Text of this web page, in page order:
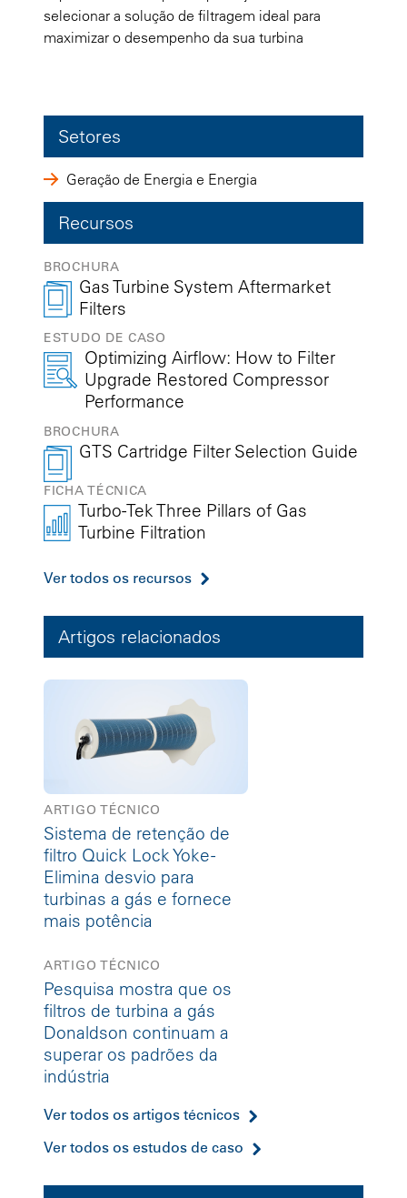
selecionar a solução de filtragem ideal para
maximizar o desempenho da sua turbina
Setores
Geração de Energia e Energia
Recursos
BROCHURA
Gas Turbine System Aftermarket
Filters
ESTUDO DE CASO
Optimizing Airflow: How to Filter
Upgrade Restored Compressor
Performance
BROCHURA
GTS Cartridge Filter Selection Guide
FICHA TÉCNICA
Turbo-Tek Three Pillars of Gas
Turbine Filtration
Ver todos os recursos
Artigos relacionados
ARTIGO TÉCNICO
Sistema de retenção de
filtro Quick Lock Yoke -
Elimina desvio para
turbinas a gás e fornece
mais potência
ARTIGO TÉCNICO
Pesquisa mostra que os
filtros de turbina a gás
Donaldson continuam a
superar os padrões da
indústria
Ver todos os artigos técnicos
Ver todos os estudos de caso